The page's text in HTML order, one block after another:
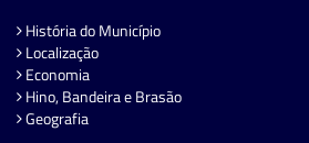
História do Município
Localização
Economia
Hino, Bandeira e Brasão
Geografia